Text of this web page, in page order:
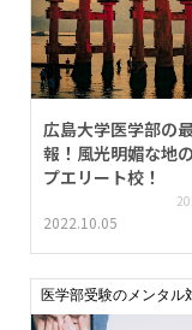
広島大学医学部の
報！風光明媚な地
プエリート校！
2022.10.05
医学部受験のメンタル